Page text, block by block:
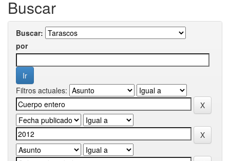
Buscar
Buscar:
por
Filtros actuales: